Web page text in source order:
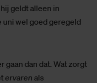
geldt alleen in
wel goed geregeld
gaan dan dat. Wat zorgt
ervaren als